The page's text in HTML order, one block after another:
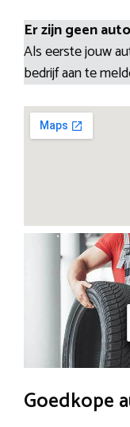
Er zijn geen
Als eerste jouw
bedrijf aan te
Goedkope